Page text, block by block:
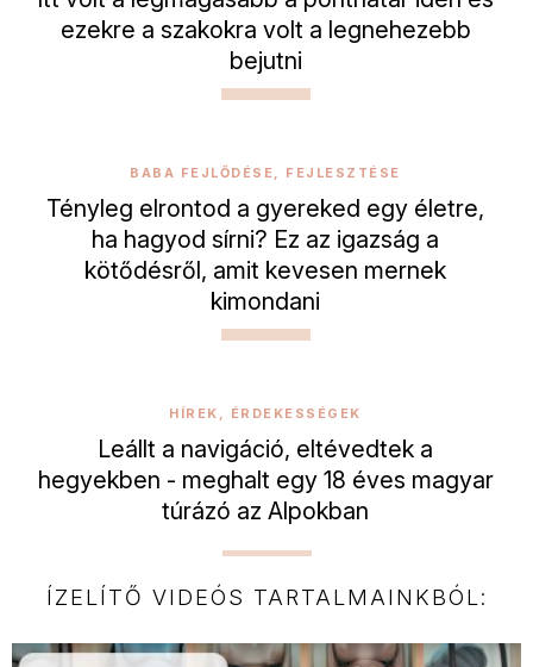
ezekre a szakokra volt a legnehezebb
bejutni
BABA FEJLŐDÉSE, FEJLESZTÉSE
Tényleg elrontod a gyereked egy életre,
ha hagyod sírni? Ez az igazság a
kötődésről, amit kevesen mernek
kimondani
HÍREK, ÉRDEKESSÉGEK
Leállt a navigáció, eltévedtek a
hegyekben - meghalt egy 18 éves magyar
túrázó az Alpokban
ÍZELÍTŐ VIDEÓS TARTALMAINKBÓL: